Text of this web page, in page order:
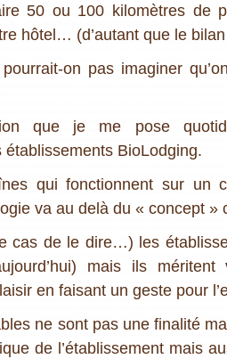
50 ou 100 kilomètres de
hôtel… (d’autant que le
on pas imaginer
que je me pose
établissements BioLodging.
qui fonctionnent sur un
va au delà du « concept »
cas de le dire…) les
mais ils
en faisant un geste pour
ne sont pas une finalité
de l’établissement mais